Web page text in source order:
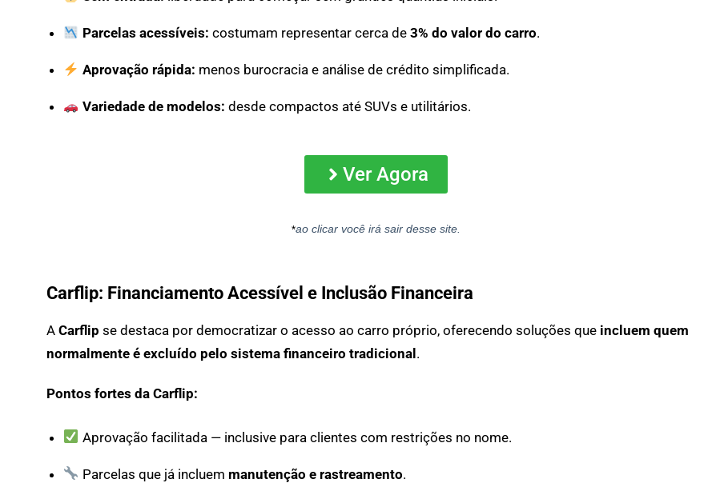
Parcelas acessíveis: costumam representar cerca de 3% do valor do carro.
Aprovação rápida: menos burocracia e análise de crédito simplificada.
Variedade de modelos: desde compactos até SUVs e utilitários.
Ver Agora
*ao clicar você irá sair desse site.
Carflip: Financiamento Acessível e Inclusão Financeira
A Carflip se destaca por democratizar o acesso ao carro próprio, oferecendo soluções que incluem quem
normalmente é excluído pelo sistema financeiro tradicional.
Pontos fortes da Carflip:
Aprovação facilitada — inclusive para clientes com restrições no nome.
Parcelas que já incluem manutenção e rastreamento.